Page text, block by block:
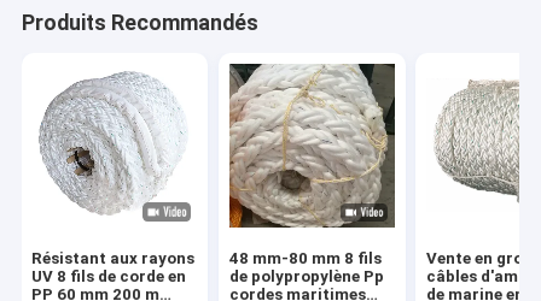
Produits Recommandés
Résistant aux rayons
UV 8 fils de corde en
PP 60 mm 200 m
48 mm-80 mm 8 fils
de polypropylène Pp
cordes maritimes
Vente en gros
câbles
de marine en